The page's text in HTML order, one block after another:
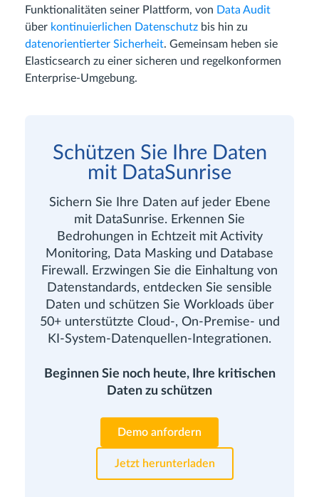
Funktionalitäten seiner Plattform, von Data Audit
über kontinuierlichen Datenschutz bis hin zu
datenorientierter Sicherheit. Gemeinsam heben sie
Elasticsearch zu einer sicheren und regelkonformen
Enterprise-Umgebung.
Schützen Sie Ihre Daten
mit DataSunrise
Sichern Sie Ihre Daten auf jeder Ebene
mit DataSunrise. Erkennen Sie
Bedrohungen in Echtzeit mit Activity
Monitoring, Data Masking und Database
Firewall. Erzwingen Sie die Einhaltung von
Datenstandards, entdecken Sie sensible
Daten und schützen Sie Workloads über
50+ unterstützte Cloud-, On-Premise- und
KI-System-Datenquellen-Integrationen.
Beginnen Sie noch heute, Ihre kritischen
Daten zu schützen
Demo anfordern
Jetzt herunterladen